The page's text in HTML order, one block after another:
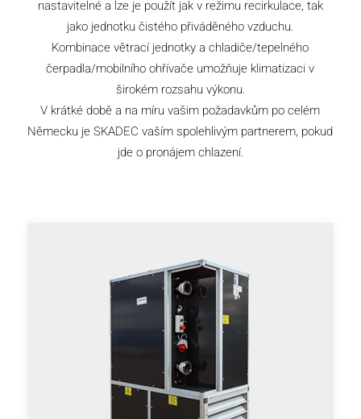
nastavitelné a lze je použít jak v režimu recirkulace, tak
jako jednotku čistého přiváděného vzduchu.
Kombinace větrací jednotky a chladiče/tepelného
čerpadla/mobilního ohřívače umožňuje klimatizaci v
širokém rozsahu výkonu.
V krátké době a na míru vašim požadavkům po celém
Německu je SKADEC vaším spolehlivým partnerem, pokud
jde o pronájem chlazení.